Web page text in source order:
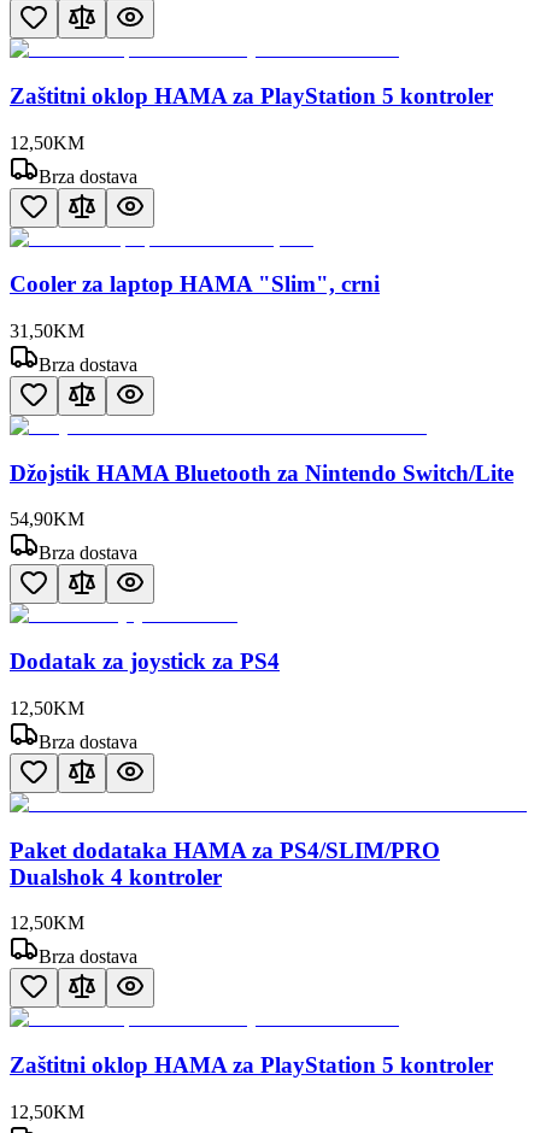
Zaštitni oklop HAMA za PlayStation 5 kontroler
12,50KM
Brza dostava
Cooler za laptop HAMA "Slim", crni
31 ,50KM
Brza dostava
Džojstik HAMA Bluetooth za Nintendo Switch/Lite
54,90KM
Brza dostava
Dodatak za joystick za PS4
12,50KM
Brza dostava
Paket dodataka HAMA za PS4/SLIM/PRO
Dualshok 4 kontroler
12,50KM
Brza dostava
Zaštitni oklop HAMA za PlayStation 5 kontroler
12,50KM